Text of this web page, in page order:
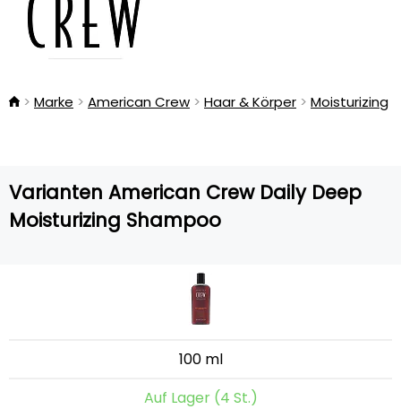
Marke American Crew Haar & Körper Moisturizing
Varianten American Crew Daily Deep
Moisturizing Shampoo
100 ml
Auf Lager (4 St.)